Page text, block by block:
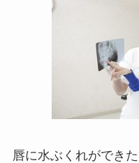
唇に水ぶくれができ